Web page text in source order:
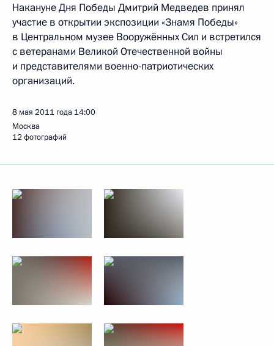
Накануне Дня Победы Дмитрий Медведев принял
участие в открытии экспозиции «Знамя Победы»
в Центральном музее Вооружённых Сил и встретился
с ветеранами Великой Отечественной войны
и представителями военно-патриотических
организаций.
8 мая 2011 года 14:00
Москва
12 фотографий